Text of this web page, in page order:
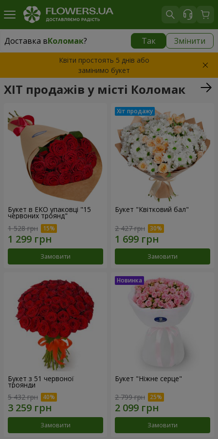
Доставка вКоломак? Так Змінити
Доставка вКоломак|
Квіти простоять 5 днів або
замінимо букет
ХІТ продажів у місті Коломак
Букет в ЕКО упаковці "15
червоних троянд"
1 528 грн
Замовити
Букет "Квітковий бал"
2 427 грн
Замовити
Букет з 51 червоної
троянди
5 432 грн
Замовити
Букет "Ніжне серце"
2 799 грн
Замовити